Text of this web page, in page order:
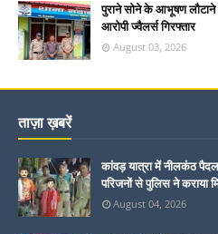
पुराने सोने के आभूषण
आरोपी ज्वैलर्स गिरफ्तार
August 03, 2026
ताज़ा ख़बरें
कांवड़ यात्रा में नीलकंठ पैदल
परिजनों से पुलिस ने कराया
August 04, 2026